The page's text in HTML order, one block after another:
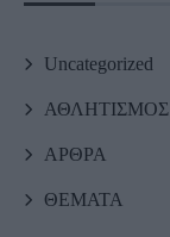
Uncategorized
ΑΘΛΗΤΙΣΜΟΣ
ΑΡΘΡΑ
ΘΕΜΑΤΑ